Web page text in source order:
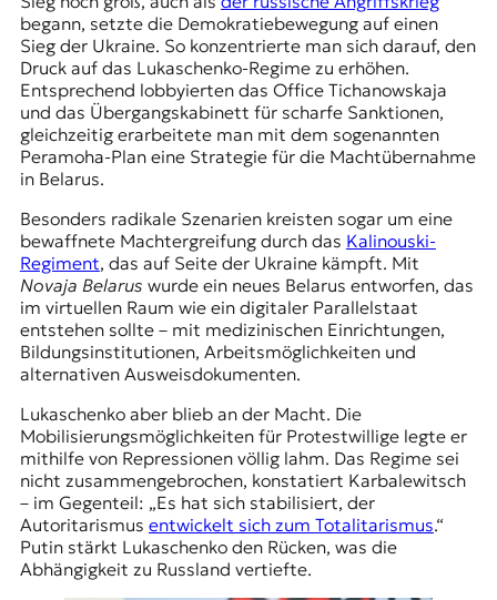
p
a
begann, setzte die Demokratiebewegung auf einen
Sieg der Ukraine. So konzentrierte man sich darauf, den
Druck auf das Lukaschenko-Regime zu erhöhen.
Entsprechend lobbyierten das Office Tichanowskaja
und das Übergangskabinett für scharfe Sanktionen,
gleichzeitig erarbeitete man mit dem sogenannten
Peramoha-Planeine Strategie für die Machtübernahme
in Belarus.
Besonders radikale Szenarien kreisten sogar um eine
bewaffnete Machtergreifung durch das Kalinouski-
Regiment, das auf Seite der Ukraine kämpft. Mit
Novaja Belarus wurde ein neues Belarus entworfen, das
im virtuellen Raum wie ein digitaler Parallelstaat
entstehen sollte – mit medizinischen Einrichtungen,
Bildungsinstitutionen, Arbeitsmöglichkeiten und
alternativen Ausweisdokumenten.
Lukaschenko aber blieb an der Macht. Die
Mobilisierungsmöglichkeiten für Protestwillige legte er
mithilfe von Repressionen völlig lahm. Das Regime sei
nicht zusammengebrochen, konstatiert Karbalewitsch
– im Gegenteil: „Es hat sich stabilisiert, der
Autoritarismus entwickelt sich zum Totalitarismus.“
Putin stärkt Lukaschenko den Rücken, was die
Abhängigkeit zu Russland vertiefte.